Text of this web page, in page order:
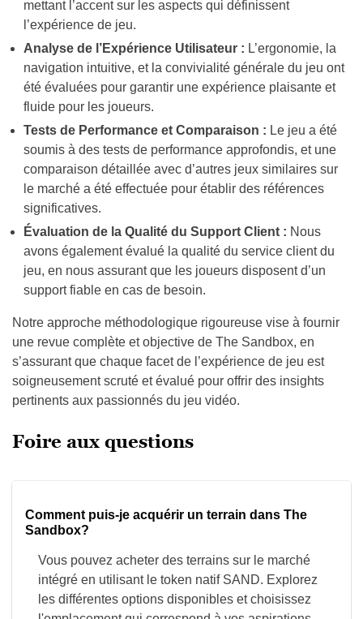
été évaluées pour garantir une expérience plaisante et
fluide pour les joueurs.
Tests de Performance et Comparaison :Le jeu a été
soumis à des tests de performance approfondis, et une
comparaison détaillée avec d’autres jeux similaires sur
le marché a été effectuée pour établir des références
significatives.
Évaluation de la Qualité du Support Client :Nous
avons également évalué la qualité du service client du
jeu, en nous assurant que les joueurs disposent d’un
support fiable en cas de besoin.
Notre approche méthodologique rigoureuse vise à fournir
une revue complète et objective de The Sandbox, en
s’assurant que chaque facet de l’expérience de jeu est
pertinents aux passionnés du jeu vidéo.
Foire aux questions
Comment puis-je acquérir un terrain dans The
Sandbox?
les différentes options disponibles et choisissez
créatives.